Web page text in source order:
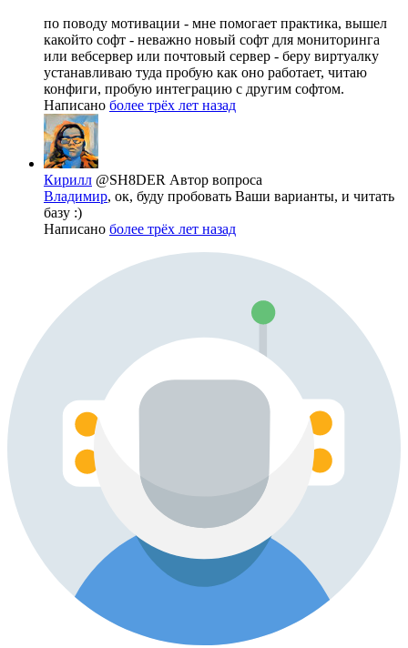
по поводу мотивации - мне помогает практика, вышел
какойто софт - неважно новый софт для мониторинга
или вебсервер или почтовый сервер - беру виртуалку
устанавливаю туда пробую как оно работает, читаю
конфиги, пробую интеграцию с другим софтом.
Написано более трёх лет назад
Кирилл @SH8DER Автор вопроса
Владимир, ок, буду пробовать Ваши варианты, и читать
базу :)
Написано более трёх лет назад